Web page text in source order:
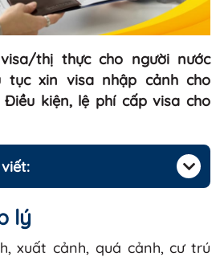
thị thực cho người nước
tục xin visa nhập cảnh cho
kiện, lệ phí cấp visa cho
lý
xuất cảnh, quá cảnh, cư trú